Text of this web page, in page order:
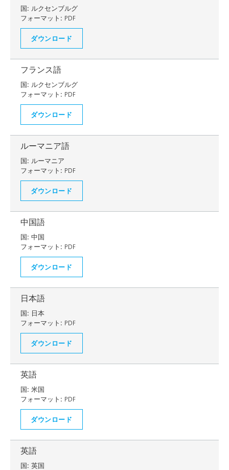
国: ルクセンブルグ
フォーマット: PDF
ダウンロード
フランス語
国: ルクセンブルグ
フォーマット: PDF
ダウンロード
ルーマニア語
国: ルーマニア
フォーマット: PDF
ダウンロード
中国語
国: 中国
フォーマット: PDF
ダウンロード
日本語
国: 日本
フォーマット: PDF
ダウンロード
英語
国: 米国
フォーマット: PDF
ダウンロード
英語
国: 英国